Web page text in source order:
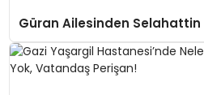
Güran Ailesinden Selahattin